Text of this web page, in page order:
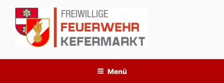
Inhalt
springen
Menü